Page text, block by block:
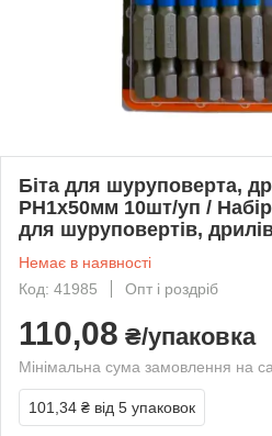
Біта для шуруповерта,
PH1х50мм 10шт/уп /
для шуруповертів,
Немає в наявності
Код: 41985
Опт і роздріб
110,08 ₴/упаковка
Мінімальна сума замовлення на
101,34 ₴ від 5 упаковок